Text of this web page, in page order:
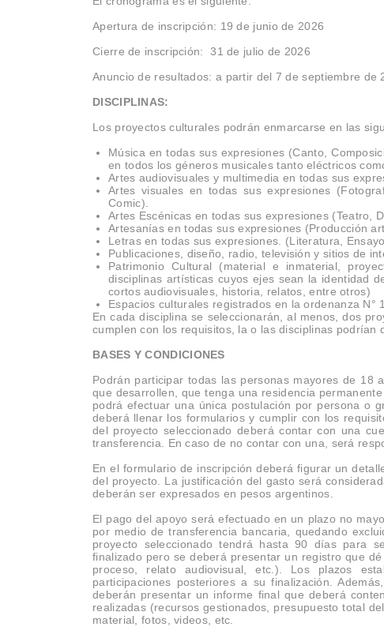
Apertura de inscripción: 19 de junio de 2026
Cierre de inscripción: 31 de julio de 2026
Anuncio de resultados: a partir del 7 de septiembre de
DISCIPLINAS:
Los proyectos culturales podrán enmarcarse en las
Música en todas sus expresiones (Canto,
en todos los géneros musicales tanto eléctricos
Artes audiovisuales y multimedia en todas sus
Artes visuales en todas sus expresiones
Comic).
Artes Escénicas en todas sus expresiones (Teatro,
Artesanías en todas sus expresiones (Producción
Letras en todas sus expresiones. (Literatura,
Publicaciones, diseño, radio, televisión y sitios de
Patrimonio Cultural (material e inmaterial,
disciplinas artísticas cuyos ejes sean la identidad
cortos audiovisuales, historia, relatos, entre otros)
Espacios culturales registrados en la ordenanza N°
En cada disciplina se seleccionarán, al menos, dos
cumplen con los requisitos, la o las disciplinas podrían
BASES Y CONDICIONES
Podrán participar todas las personas mayores de 18
que desarrollen, que tenga una residencia
podrá efectuar una única postulación por persona o
deberá llenar los formularios y cumplir con los
del proyecto seleccionado deberá contar con una
transferencia. En caso de no contar con una, será
En el formulario de inscripción deberá figurar un
del proyecto. La justificación del gasto será
deberán ser expresados en pesos argentinos.
El pago del apoyo será efectuado en un plazo no
por medio de transferencia bancaria, quedando
proyecto seleccionado tendrá hasta 90 días para
finalizado pero se deberá presentar un registro que
proceso, relato audiovisual, etc.). Los plazos
participaciones posteriores a su finalización.
deberán presentar un informe final que deberá
realizadas (recursos gestionados, presupuesto total
material, fotos, videos, etc.